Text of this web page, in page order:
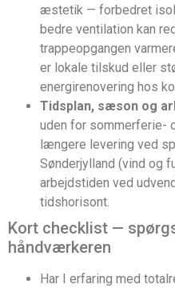
æstetik — forbedret
bedre ventilation kan
trappeopgangen
er lokale tilskud eller
energirenovering hos
Tidsplan, sæson og
uden for sommerferie-
længere levering ved
Sønderjylland (vind og
arbejdstiden ved
tidshorisont.
Kort checklist —
håndværkeren
Har I erfaring med